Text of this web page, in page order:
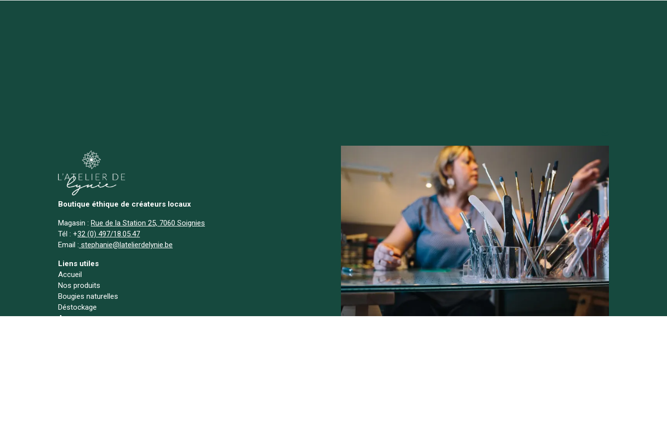
Boutique éthique de créateurs locaux
Magasin : Rue de la Station 25, 7060 Soignies
Tél : +32 (0) 497/18.05.47
Email : stephanie@latelierdelynie.be
Liens utiles
Accueil
Nos produits
Bougies naturelles
Déstockage
A propos